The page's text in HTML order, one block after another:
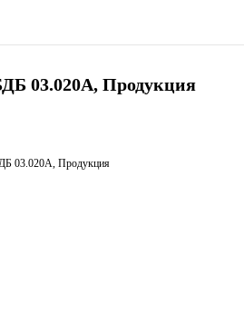
03.020А, Продукция
03.020А, Продукция